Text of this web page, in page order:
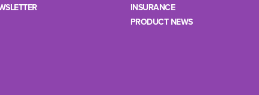
INSURANCE
PRODUCT NEWS